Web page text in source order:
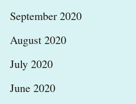
September 2020
August 2020
July 2020
June 2020